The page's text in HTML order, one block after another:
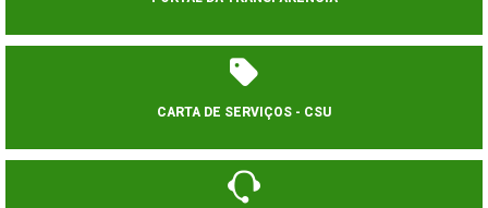
CARTA DE SERVIÇOS - CSU